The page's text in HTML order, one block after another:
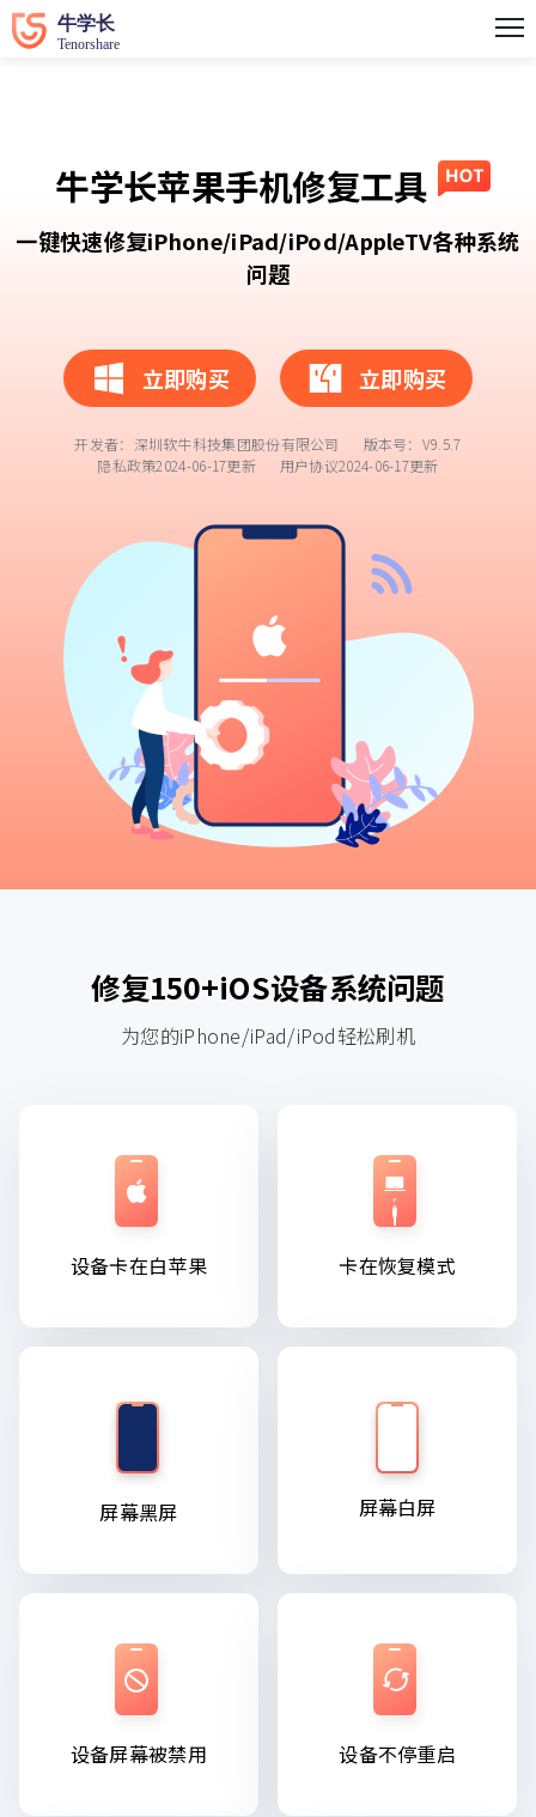
牛学长苹果手机修复工具
一键快速修复iPhone/iPad/iPod/AppleTV各种系统
问题
立即购买 立即购买
开发者：深圳软牛科技集团股份有限公司 版本号：V9.5.7
隐私政策2024-06-17更新 用户协议2024-06-17更新
修复150+iOS设备系统问题
为您的iPhone/iPad/iPod轻松刷机
设备卡在白苹果 卡在恢复模式
屏幕黑屏 屏幕白屏
设备屏幕被禁用 设备不停重启